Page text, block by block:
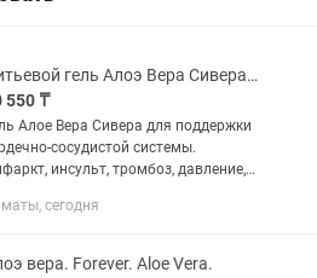
Питьевой гель Алоэ Вера Сивера для сердечно-сосудистой системы. LR Германия
550 ₸
Алое Вера Сивера для поддержки
сосудистой системы.
инсульт, тромбоз, давление,
гель Алое Вера СИВЕРА!
сегодня
вера. Forever. Aloe Vera.